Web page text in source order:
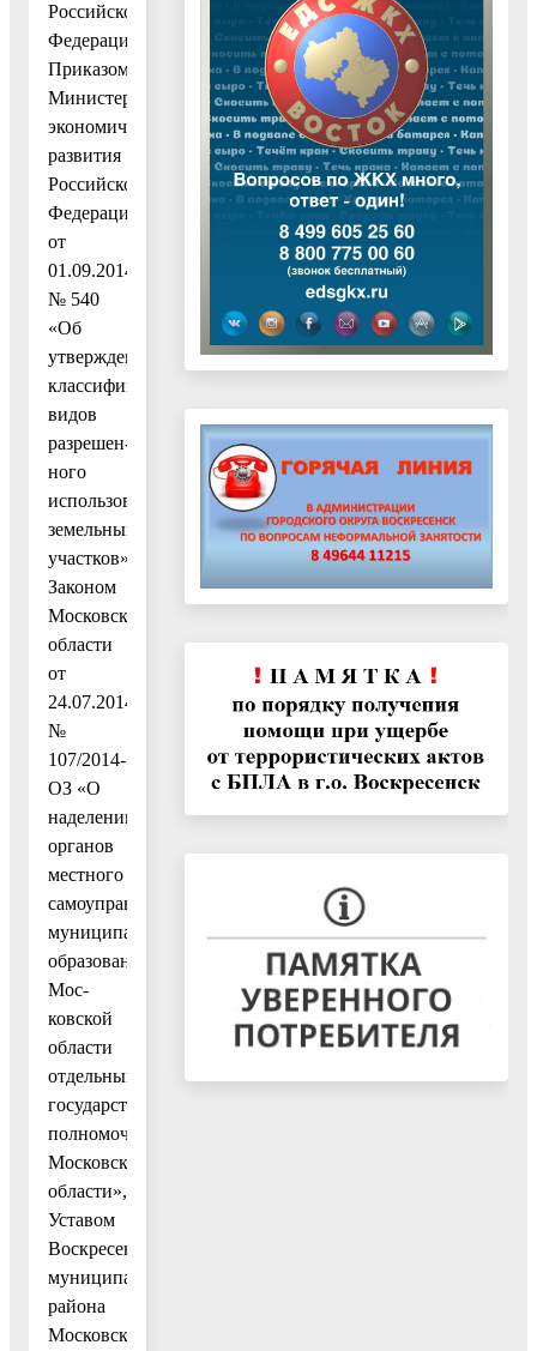
Российской
Федерации»,
Приказом
Министерства
экономического
развития
Российской
Федерации
от
01.09.2014
№ 540
«Об
утверждении
классификатора
видов
разрешен-
ного
использования
земельных
участков»,
Законом
Московской
области
от
24.07.2014
№
107/2014-
ОЗ «О
наделении
органов
местного
самоуправления
муниципальных
образований
Мос-
ковской
области
отдельными
государственными
полномочиями
Московской
области»,
Уставом
Воскресенского
муниципального
района
Московской